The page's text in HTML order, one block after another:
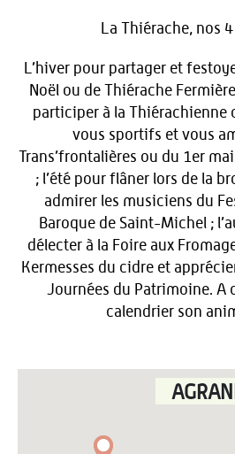
La Thiérache, nos
L’hiver pour partager et
Noël ou de Thiérache
participer à la Thiérachienne
vous sportifs et vous
Trans’frontalières ou du 1er
; l’été pour flâner lors de la
admirer les musiciens du
Baroque de Saint-Michel ;
délecter à la Foire aux
Kermesses du cidre et
Journées du Patrimoine. A
calendrier son